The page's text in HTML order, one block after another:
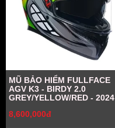
MŨ BẢO HIỂM FULLFACE
AGV K3 - BIRDY 2.0
GREY/YELLOW/RED - 2024
8,600,000đ